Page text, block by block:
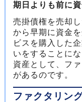
期日よりも前に
売掛債権を売却
から早期に資金
ビスを購入した
いをすることに
資産として、フ
があるのです。
ファクタリン